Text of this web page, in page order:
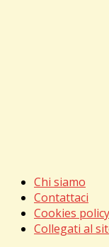
Chi siamo
Contattaci
Cookies policy
Collegati al